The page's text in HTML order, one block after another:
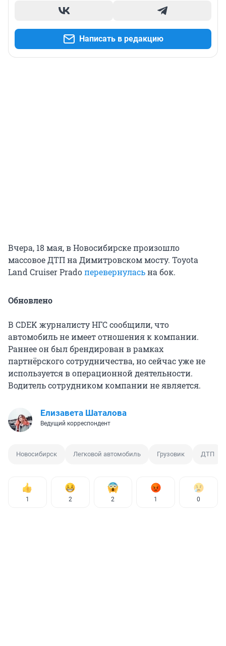
Написать в редакцию
Вчера, 18 мая, в Новосибирске произошло
массовое ДТП на Димитровском мосту. Toyota
Land Cruiser Pradoперевернуласьна бок.
Обновлено
В CDEK журналисту НГС сообщили, что
автомобиль не имеет отношения к компании.
Раннее он был брендирован в рамках
партнёрского сотрудничества, но сейчас уже не
используется в операционной деятельности.
Водитель сотрудником компании не является.
Елизавета Шаталова
Ведущий корреспондент
Новосибирск Легковой автомобиль Грузовик ДТП
1 2 2 1 0